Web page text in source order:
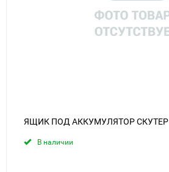
ЯЩИК ПОД АККУМУЛЯТОР СКУТЕР
В наличии